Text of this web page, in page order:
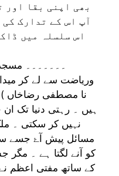
بھی اپنی بقا اور
آپ اس کے تدارک
اس سلسلہ میں
وریاضت سے لے کر
نا مصطفی رضاخاں )
ہیں ۔ رہتی دنیا تک
نہیں کر سکتی ۔
مسائل پیش آۓ جسے
کو آنے لگتا ہے ۔
کے ساتھ مفتی اعظم نے